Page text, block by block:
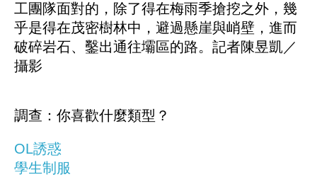
工團隊面對的，除了得在梅雨季搶挖之外，幾
乎是得在茂密樹林中，避過懸崖與峭壁，進而
破碎岩石、鑿出通往壩區的路。記者陳昱凱／
攝影
調查：你喜歡什麼類型？
OL誘惑
學生制服